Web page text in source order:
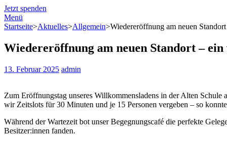
Jetzt spenden
Menü
Startseite>Aktuelles>Allgemein>Wiedereröffnung am neuen
Wiedereröffnung am neuen Standort –
13. Februar 2025 admin
Zum Eröffnungstag unseres Willkommensladens in der Alten
wir Zeitslots für 30 Minuten und je 15 Personen vergeben – so
Während der Wartezeit bot unser Begegnungscafé die perfekte
Besitzer:innen fanden.